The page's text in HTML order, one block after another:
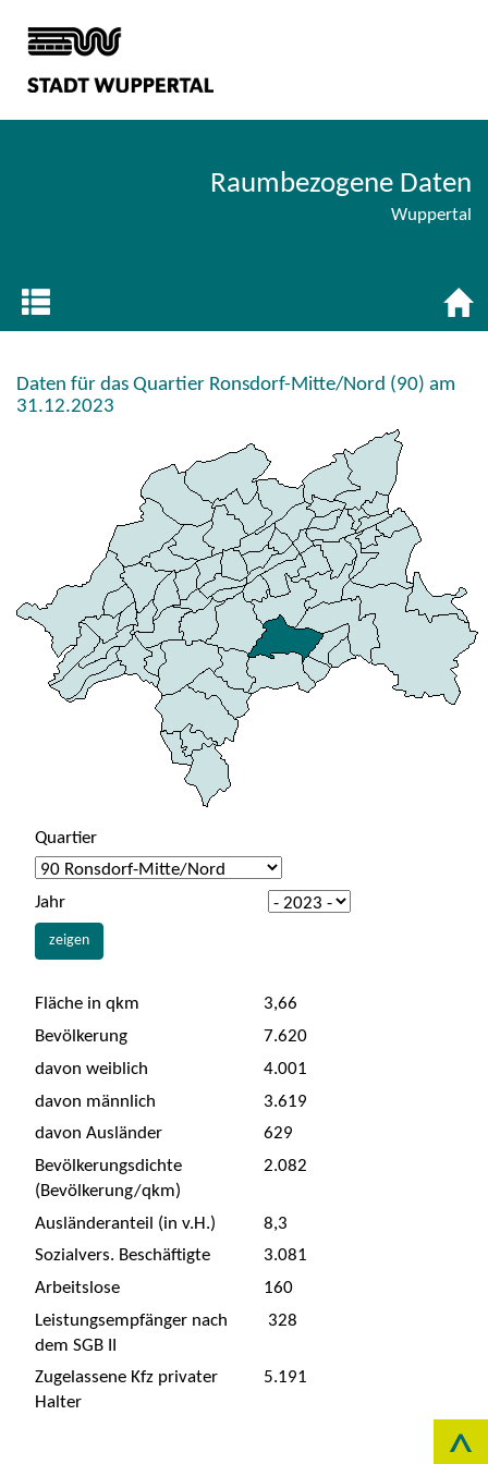
Raumbezogene Daten
Wuppertal
Daten für das Quartier Ronsdorf-Mitte/Nord (90) am
31.12.2023
Quartier
Jahr
zeigen
Fläche in qkm
3,66
Bevölkerung
7.620
davon weiblich
4.001
davon männlich
3.619
davon Ausländer
629
Bevölkerungsdichte
(Bevölkerung/qkm)
2.082
Ausländeranteil (in v.H.)
8,3
Sozialvers. Beschäftigte
3.081
Arbeitslose
160
Leistungsempfänger nach
dem SGB II
328
Zugelassene Kfz privater
Halter
5.191